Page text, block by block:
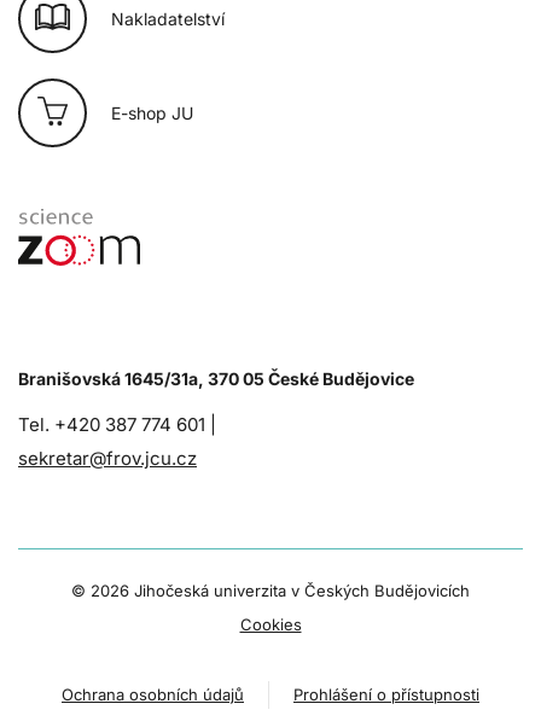
Nakladatelství
E-shop JU
Branišovská 1645/31a, 370 05 České Budějovice
Tel. +420 387 774 601 |
sekretar@frov.jcu.cz
© 2026 Jihočeská univerzita v Českých Budějovicích
Cookies
Ochrana osobních údajů Prohlášení o přístupnosti